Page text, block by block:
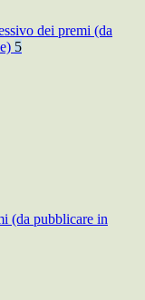
dei premi (da
5
(da pubblicare in